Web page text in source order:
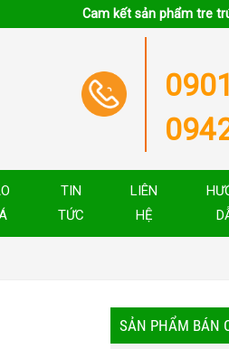
Cam kết sản phẩm tre
TIN
TỨC
LIÊN
HỆ
SẢN PHẨM BÁN